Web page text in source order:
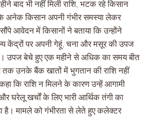
बाद भी नहीं मिली राशि, भटक रहे किसान
अनेक किसान अपनी गंभीर समस्या लेकर
आवेदन में किसानों ने बताया कि उन्होंने
केंद्रों पर अपनी गेहूं, चना और मसूर की उपज
उपज बेचे हुए एक महीने से अधिक का समय बीत
उनके बैंक खातों में भुगतान की राशि नहीं
कि राशि न मिलने के कारण उन्हें आगामी
घरेलू खर्चों के लिए भारी आर्थिक तंगी का
है। मामले को गंभीरता से लेते हुए कलेक्टर